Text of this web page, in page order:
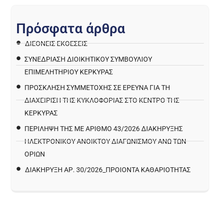
Πρόσφατα άρθρα
ΔΙΕΘΝΕΙΣ ΕΚΘΕΣΕΙΣ
ΣΥΝΕΔΡΙΑΣΗ ΔΙΟΙΚΗΤΙΚΟΥ ΣΥΜΒΟΥΛΙΟΥ
ΕΠΙΜΕΛΗΤΗΡΙΟΥ ΚΕΡΚΥΡΑΣ
ΠΡΌΣΚΛΗΣΗ ΣΥΜΜΕΤΟΧΉΣ ΣΕ ΈΡΕΥΝΑ ΓΙΑ ΤΗ
ΔΙΑΧΕΊΡΙΣΗ ΤΗΣ ΚΥΚΛΟΦΟΡΊΑΣ ΣΤΟ ΚΈΝΤΡΟ ΤΗΣ
ΚΈΡΚΥΡΑΣ
ΠΕΡΙΛΗΨΗ ΤΗΣ ΜΕ ΑΡΙΘΜΟ 43/2026 ΔΙΑΚΗΡΥΞΗΣ
ΗΛΕΚΤΡΟΝΙΚΟΥ ΑΝΟΙΚΤΟΥ ΔΙΑΓΩΝΙΣΜΟΥ ΑΝΩ ΤΩΝ
ΟΡΙΩΝ
ΔΙΑΚΉΡΥΞΗ ΑΡ. 30/2026_ΠΡΟΙΌΝΤΑ ΚΑΘΑΡΙΌΤΗΤΑΣ